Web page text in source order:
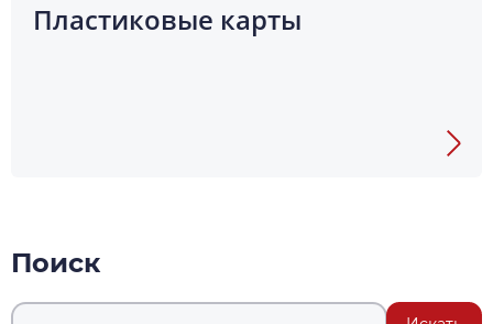
Пластиковые карты
Поиск